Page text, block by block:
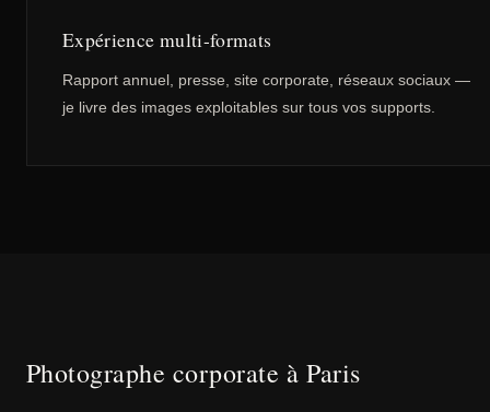
Expérience multi-formats
Rapport annuel, presse, site corporate, réseaux sociaux —
je livre des images exploitables sur tous vos supports.
Photographe corporate à Paris